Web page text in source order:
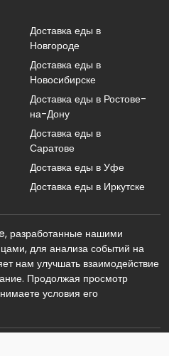
Доставка еды в
Новгороде
Доставка еды в
Новосибирске
Доставка еды в Ростове-
на-Дону
Доставка еды в
Саратове
Доставка еды в Уфе
Доставка еды в Иркутске
разработанные нашими
для анализа событий на
нам улучшать взаимодействие
Продолжая просмотр
условия его